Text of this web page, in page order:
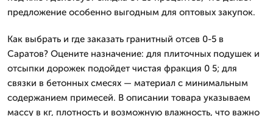
предложение особенно выгодным для оптовых закупок.
Как выбрать и где заказать гранитный отсев 0-5 в
Саратов? Оцените назначение: для плиточных подушек и
отсыпки дорожек подойдет чистая фракция 0 5; для
связки в бетонных смесях — материал с минимальным
содержанием примесей. В описании товара указываем
массу в кг, плотность и возможную влажность, что важно